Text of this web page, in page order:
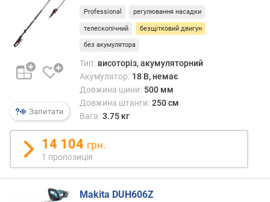
д
о
г
и
в
і
д
д
о
Запитати
Professional регулювання насадки
телескопічний безщітковий двигун
без акумулятора
Тип: висоторіз, акумуляторний
Акумулятор: 18 В, немає
Довжина шини: 500 мм
Довжина штанги: 250 см
Вага: 3.75 кг
14 104 грн.
1 пропозиція
Makita DUH606Z